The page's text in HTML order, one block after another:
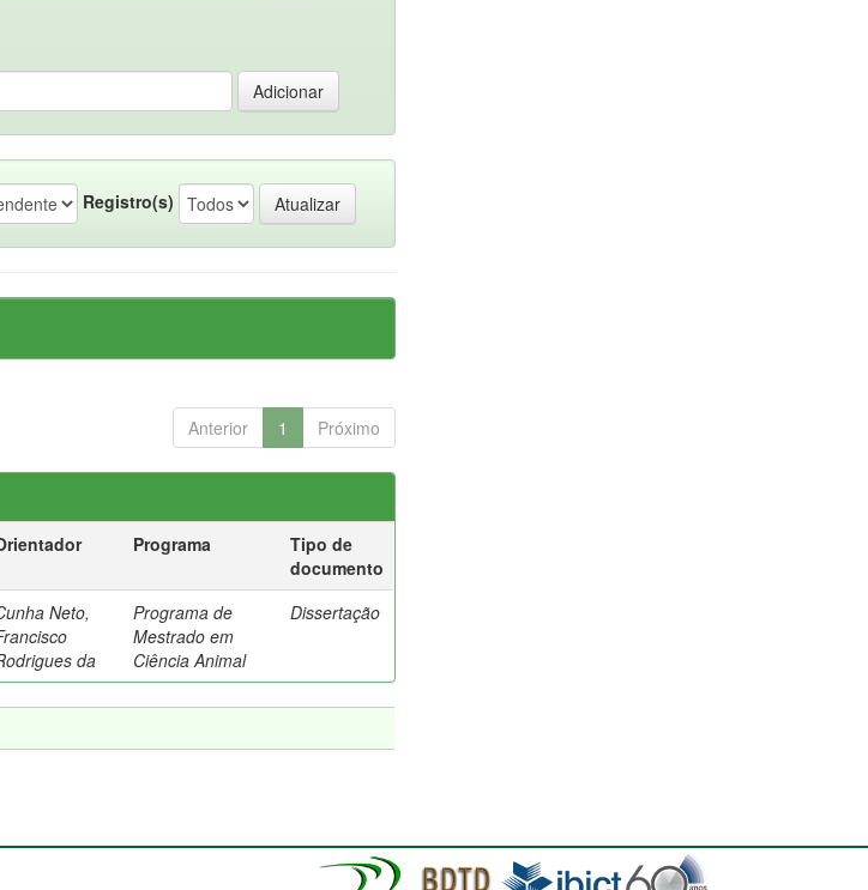
Registro(s)
Anterior 1 Próximo
Programa
Tipo de
documento
Neto,
da
Programa de
Mestrado em
Ciência Animal
Dissertação